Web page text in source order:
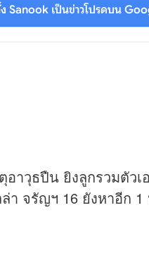
Sanook เป็นข่าวโปรดบน
อาวุธปืน ยิงลูกรวมตัวเ
า จรัญฯ 16 ยังหาอีก 1